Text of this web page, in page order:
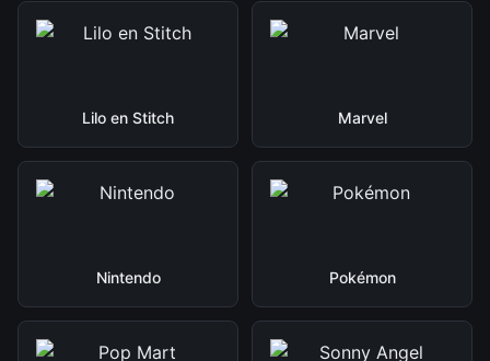
Lilo en Stitch Marvel
Nintendo Pokémon